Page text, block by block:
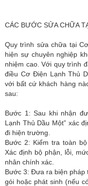
CÁC BƯỚC SỬA CHỮA
Quy trình sửa chữa tại
hiện sự chuyên nghiệp
nhiệm cao. Với quy trình
điều Cơ Điện Lạnh Thủ
với bất cứ khách hàng
sau:
Bước 1: Sau khi nhận
Lạnh Thủ Dầu Một” xác
đi hiện trường.
Bước 2: Kiểm tra toàn
Xác định bộ phận, lỗi,
nhân chính xác.
Bước 3: Đưa ra biện pháp
gói hoặc phát sinh (nếu